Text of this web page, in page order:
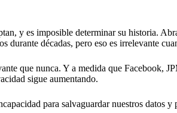
y es imposible determinar su historia.
décadas, pero eso es irrelevante
que nunca. Y a medida que Facebook,
sigue aumentando.
para salvaguardar nuestros datos